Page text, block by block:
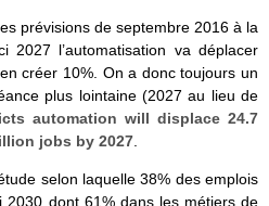
prévisions de septembre 2016 à la
2027 l’automatisation va déplacer
créer 10%. On a donc toujours un
plus lointaine (2027 au lieu de
automation will displace 24.7
jobs by 2027.
selon laquelle 38% des emplois
2030 dont 61% dans les métiers de